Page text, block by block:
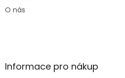
O nás
Informace pro nákup